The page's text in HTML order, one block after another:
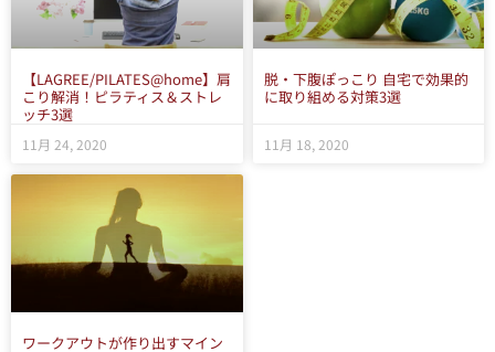
【LAGREE/PILATES@home】肩
こり解消！ピラティス＆ストレ
ッチ3選
11月 24, 2020
脱・下腹ぽっこり 自宅で効果的
に取り組める対策3選
11月 18, 2020
ワークアウトが作り出すマイン